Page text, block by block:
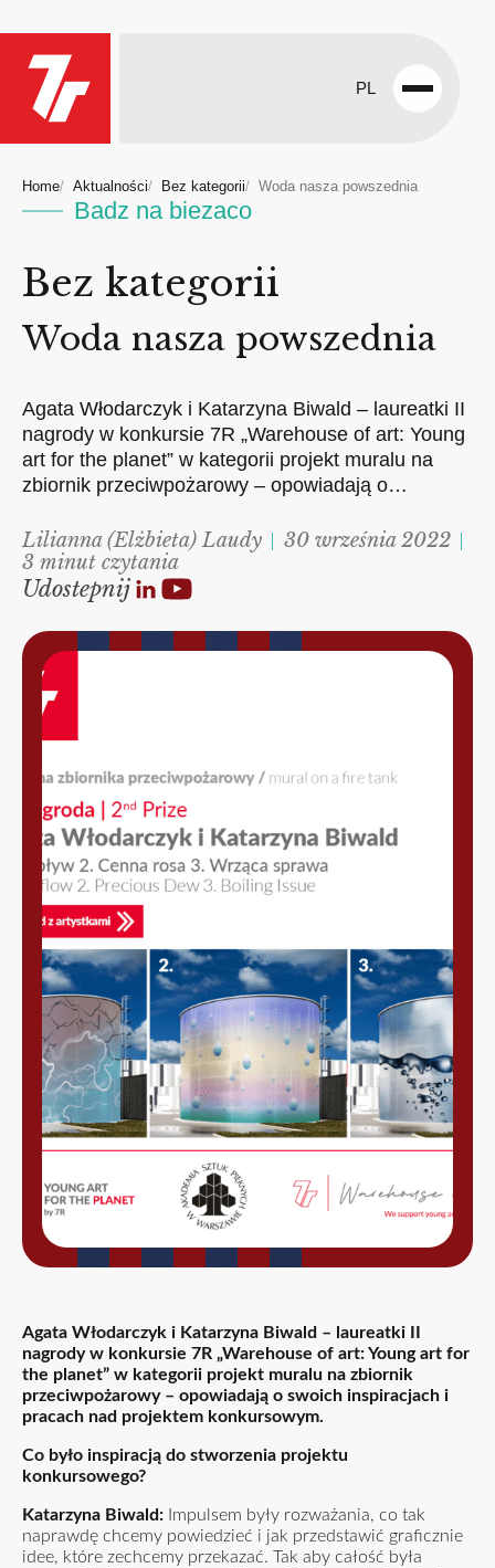
PL
Open
Home Aktualności Bez kategorii Woda nasza powszednia
Badz na biezaco
Bez kategorii
Woda nasza powszednia
Agata Włodarczyk i Katarzyna Biwald – laureatki II
nagrody w konkursie 7R „Warehouse of art: Young
art for the planet” w kategorii projekt muralu na
zbiornik przeciwpożarowy – opowiadają o…
Lilianna (Elżbieta) Laudy
30 września 2022
3 minut czytania
Udostepnij
Agata Włodarczyk i Katarzyna Biwald – laureatki II
nagrody w konkursie 7R „Warehouse of art: Young art for
the planet” w kategorii projekt muralu na zbiornik
przeciwpożarowy – opowiadają o swoich inspiracjach i
pracach nad projektem konkursowym.
Co było inspiracją do stworzenia projektu
konkursowego?
Katarzyna Biwald: Impulsem były rozważania, co tak
naprawdę chcemy powiedzieć i jak przedstawić graficznie
idee, które zechcemy przekazać. Tak aby całość była